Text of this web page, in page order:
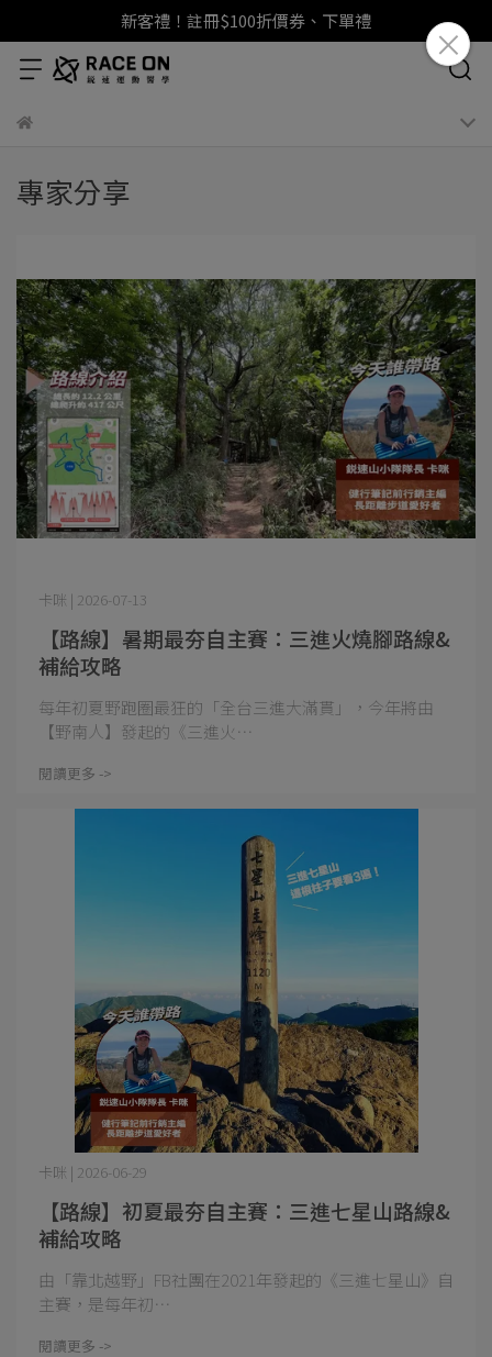
新客禮！註冊$100折價券、下單禮
專家分享
【路線】暑期最夯自主賽：三進火燒腳路線&
補給攻略
卡咪 | 2026-07-13
每年初夏野跑圈最狂的「全台三進大滿貫」，今年將由
【野南人】發起的《三進火⋯
閱讀更多 ->
【路線】初夏最夯自主賽：三進七星山路線&
補給攻略
卡咪 | 2026-06-29
​由「靠北越野」FB社團在2021年發起的《三進七星山》自
主賽，是每年初⋯
閱讀更多 ->